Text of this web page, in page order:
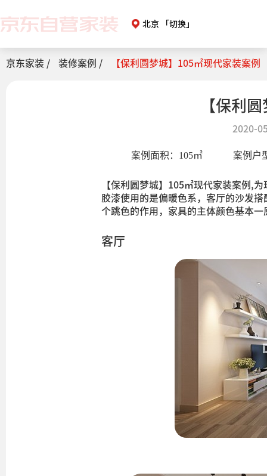
北京 「切换」
京东家装 / 装修案例 / 【保利圆梦城】105㎡现代家装案例
【保利
2020-
案例面积： 105㎡ 案例户
【保利圆梦城】105㎡现代家装案例,
胶漆使用的是偏暖色系，客厅的沙发
个跳色的作用，家具的主体颜色基本
客厅